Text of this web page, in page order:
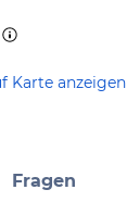
Karte anzeigen
Fragen